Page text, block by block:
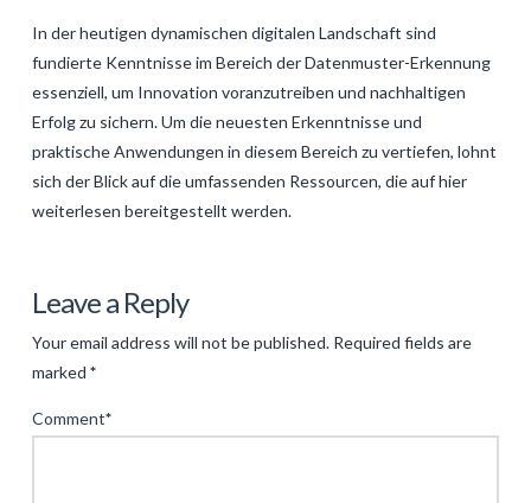
In der heutigen dynamischen digitalen Landschaft sind
fundierte Kenntnisse im Bereich der Datenmuster-Erkennung
essenziell, um Innovation voranzutreiben und nachhaltigen
Erfolg zu sichern. Um die neuesten Erkenntnisse und
praktische Anwendungen in diesem Bereich zu vertiefen, lohnt
sich der Blick auf die umfassenden Ressourcen, die auf hier
weiterlesen bereitgestellt werden.
Die
Zukunft
der
Revolution
Leave a Reply
Your email address will not be published. Required fields are
marked *
Comment*